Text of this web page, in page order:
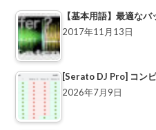
【基本用語】最適な
2017年11月13日
[Serato DJ Pro] コン
2026年7月9日